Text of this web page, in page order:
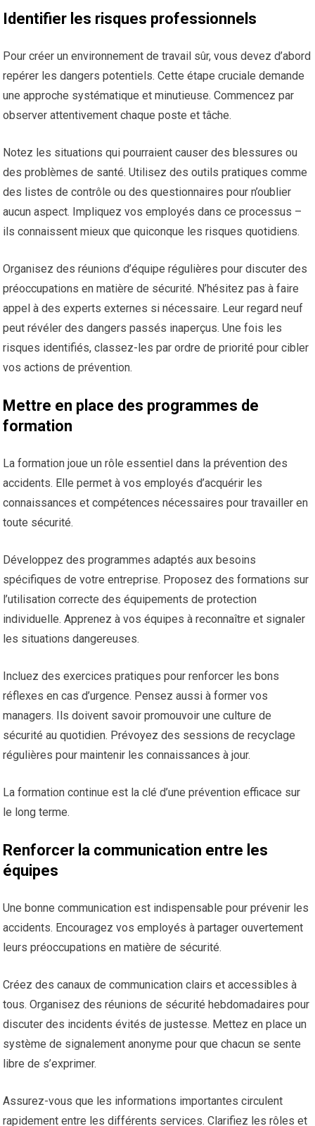
Identifier les risques professionnels
Pour créer un environnement de travail sûr, vous devez d’abord
repérer les dangers potentiels. Cette étape cruciale demande
une approche systématique et minutieuse. Commencez par
observer attentivement chaque poste et tâche.
Notez les situations qui pourraient causer des blessures ou
des problèmes de santé. Utilisez des outils pratiques comme
des listes de contrôle ou des questionnaires pour n’oublier
aucun aspect. Impliquez vos employés dans ce processus –
ils connaissent mieux que quiconque les risques quotidiens.
Organisez des réunions d’équipe régulières pour discuter des
préoccupations en matière de sécurité. N’hésitez pas à faire
appel à des experts externes si nécessaire. Leur regard neuf
peut révéler des dangers passés inaperçus. Une fois les
risques identifiés, classez-les par ordre de priorité pour cibler
vos actions de prévention.
Mettre en place des programmes de
formation
La formation joue un rôle essentiel dans la prévention des
accidents. Elle permet à vos employés d’acquérir les
connaissances et compétences nécessaires pour travailler en
toute sécurité.
Développez des programmes adaptés aux besoins
spécifiques de votre entreprise. Proposez des formations sur
l’utilisation correcte des équipements de protection
individuelle. Apprenez à vos équipes à reconnaître et signaler
les situations dangereuses.
Incluez des exercices pratiques pour renforcer les bons
réflexes en cas d’urgence. Pensez aussi à former vos
managers. Ils doivent savoir promouvoir une culture de
sécurité au quotidien. Prévoyez des sessions de recyclage
régulières pour maintenir les connaissances à jour.
La formation continue est la clé d’une prévention efficace sur
le long terme.
Renforcer la communication entre les
équipes
Une bonne communication est indispensable pour prévenir les
accidents. Encouragez vos employés à partager ouvertement
leurs préoccupations en matière de sécurité.
Créez des canaux de communication clairs et accessibles à
tous. Organisez des réunions de sécurité hebdomadaires pour
discuter des incidents évités de justesse. Mettez en place un
système de signalement anonyme pour que chacun se sente
libre de s’exprimer.
Assurez-vous que les informations importantes circulent
rapidement entre les différents services. Clarifiez les rôles et